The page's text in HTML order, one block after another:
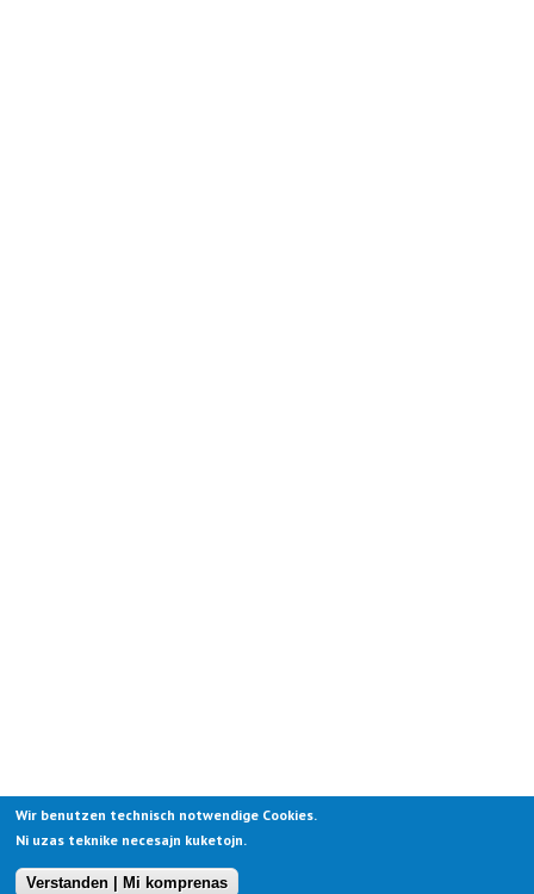
Wir benutzen technisch notwendige Cookies.
Ni uzas teknike necesajn kuketojn.
Verstanden | Mi komprenas